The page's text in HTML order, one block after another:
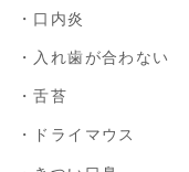
・口内炎
・入れ歯が合わない
・舌苔
・ドライマウス